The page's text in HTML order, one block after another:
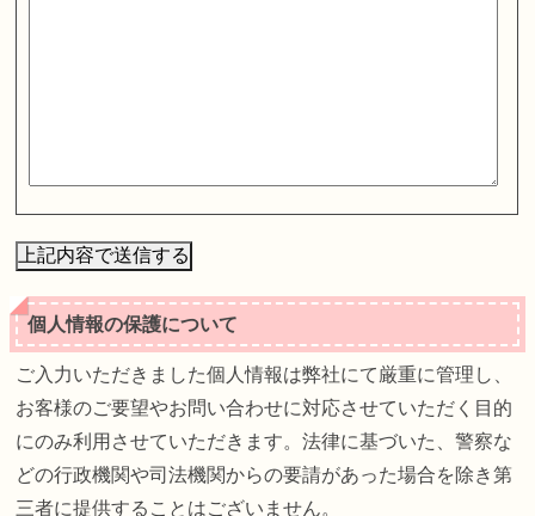
個人情報の保護について
ご入力いただきました個人情報は弊社にて厳重に管理し、
お客様のご要望やお問い合わせに対応させていただく目的
にのみ利用させていただきます。法律に基づいた、警察な
どの行政機関や司法機関からの要請があった場合を除き第
三者に提供することはございません。